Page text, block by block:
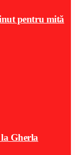
pentru mită
Gherla